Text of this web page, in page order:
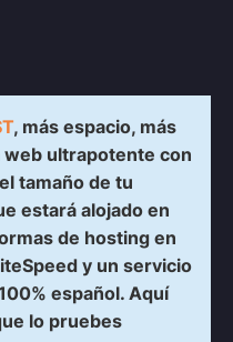
, más espacio, más
web ultrapotente con
tamaño de tu
estará alojado en
de hosting en
y un servicio
español. Aquí
lo pruebes